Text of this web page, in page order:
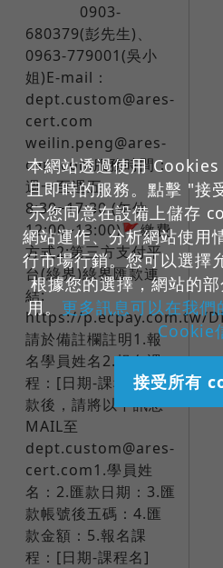
​ 0903-
680379(彭先生)、
0963-779001(吳小
姐)E-mail：
dept.custom@ares-
cert.com ​ ​ ​ ​ ​ ​ ​
weilin.peng@ares-
cert.com服務時間：
週一至週五
8:30~17:30 (午休
12:00~13:00)​🚩繳費
方式2:第三方支付平
台(綠界)綠界匯款連
結:
https://p.ecpay.com.tw/
請於備註欄註明1.報
名學員姓名2.報名課
程：[日期-課程名]​匯
款後，請將以下訊息
MAIL至
dept.custom@ares-
cert.com1.學員姓
名：2.匯款日期：3.匯
款帳號後五碼：4.匯
款金額：5.報名課
程：[日期-課程名]
本網站透過使用
且即時的服務。點擊 "接
示您同意在設備上儲存
網站運作、分析網站使用
行市場行銷。您可以選擇
根據您的選擇，網站的
用。 更多訊息可以在我們
Cookie
接受所有